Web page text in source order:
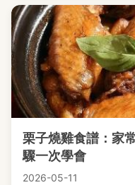
栗子燒雞食譜：家
驟一次學會
2026-05-11